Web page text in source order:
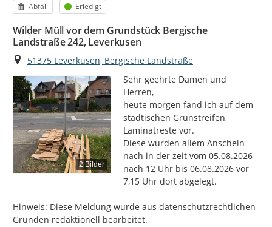
Kategorie
Abfall Status
Erledigt
Wilder Müll vor dem Grundstück Bergische
Landstraße 242, Leverkusen
Ort
51375 Leverkusen, Bergische Landstraße
2 Bilder
Sehr geehrte Damen und
Herren,
heute morgen fand ich auf dem
städtischen Grünstreifen,
Laminatreste vor.
Diese wurden allem Anschein
nach in der zeit vom 05.08.2026
nach 12 Uhr bis 06.08.2026 vor
7,15 Uhr dort abgelegt.
Hinweis: Diese Meldung wurde aus datenschutzrechtlichen
Gründen redaktionell bearbeitet.